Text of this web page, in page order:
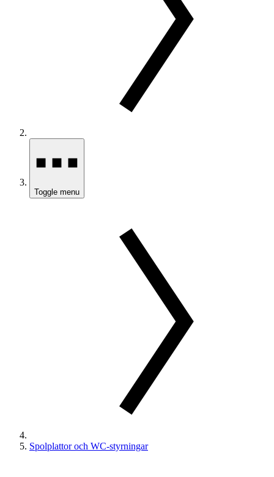
Toggle menu
Spolplattor och WC-styrningar